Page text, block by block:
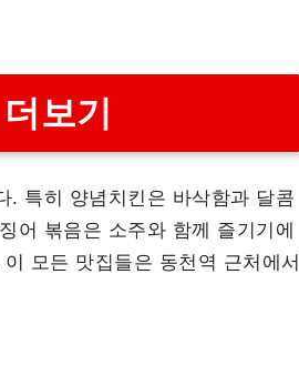
보기
. 특히 양념치킨은 바삭함과 달콤
어 볶음은 소주와 함께 즐기기에
모든 맛집들은 동천역 근처에서